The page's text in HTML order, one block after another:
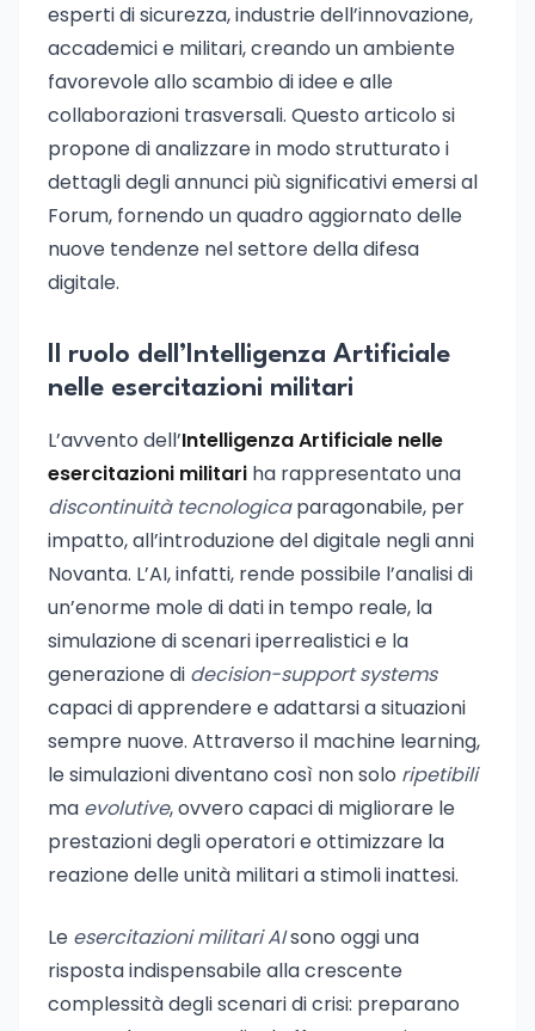
esperti di sicurezza, industrie dell’innovazione,
accademici e militari, creando un ambiente
favorevole allo scambio di idee e alle
collaborazioni trasversali. Questo articolo si
propone di analizzare in modo strutturato i
dettagli degli annunci più significativi emersi al
Forum, fornendo un quadro aggiornato delle
nuove tendenze nel settore della difesa
digitale.
Il ruolo dell’Intelligenza Artificiale
nelle esercitazioni militari
L’avvento dell’Intelligenza Artificiale nelle
esercitazioni militari ha rappresentato una
discontinuità tecnologicaparagonabile, per
impatto, all’introduzione del digitale negli anni
Novanta. L’AI, infatti, rende possibile l’analisi di
un’enorme mole di dati in tempo reale, la
simulazione di scenari iperrealistici e la
generazione di decision-support systems
capaci di apprendere e adattarsi a situazioni
sempre nuove. Attraverso il machine learning,
le simulazioni diventano così non solo ripetibili
ma evolutive, ovvero capaci di migliorare le
prestazioni degli operatori e ottimizzare la
reazione delle unità militari a stimoli inattesi.
Le esercitazioni militari AIsono oggi una
risposta indispensabile alla crescente
complessità degli scenari di crisi: preparano